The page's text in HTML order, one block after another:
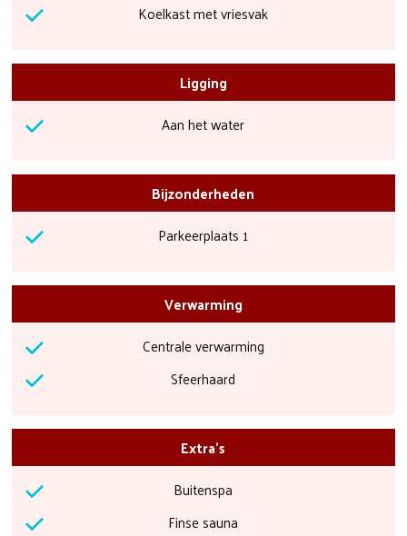
Koelkast met vriesvak
Ligging
Aan het water
Bijzonderheden
Parkeerplaats 1
Verwarming
Centrale verwarming
Sfeerhaard
Extra's
Buitenspa
Finse sauna